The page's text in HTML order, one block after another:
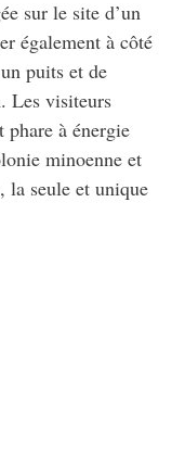
sur le site d’un
également à côté
puits et de
Les visiteurs
phare à énergie
minoenne et
la seule et unique